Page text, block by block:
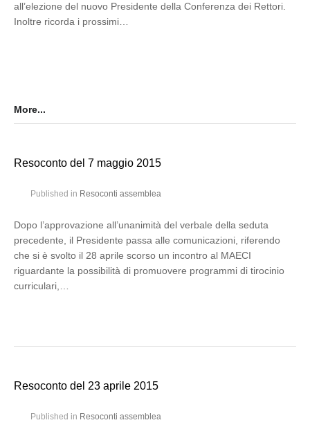
all’elezione del nuovo Presidente della Conferenza dei Rettori.
Inoltre ricorda i prossimi…
More...
Resoconto del 7 maggio 2015
Published in Resoconti assemblea
Dopo l’approvazione all’unanimità del verbale della seduta
precedente, il Presidente passa alle comunicazioni, riferendo
che si è svolto il 28 aprile scorso un incontro al MAECI
riguardante la possibilità di promuovere programmi di tirocinio
curriculari,…
Resoconto del 23 aprile 2015
Published in Resoconti assemblea